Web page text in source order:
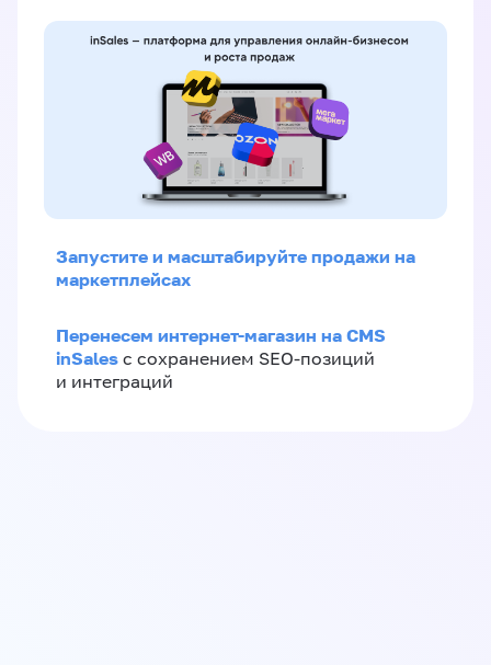
Запустите и масштабируйте продажи на
маркетплейсах
Перенесем интернет-магазин на CMS
inSales с сохранением SEO-позиций
и интеграций